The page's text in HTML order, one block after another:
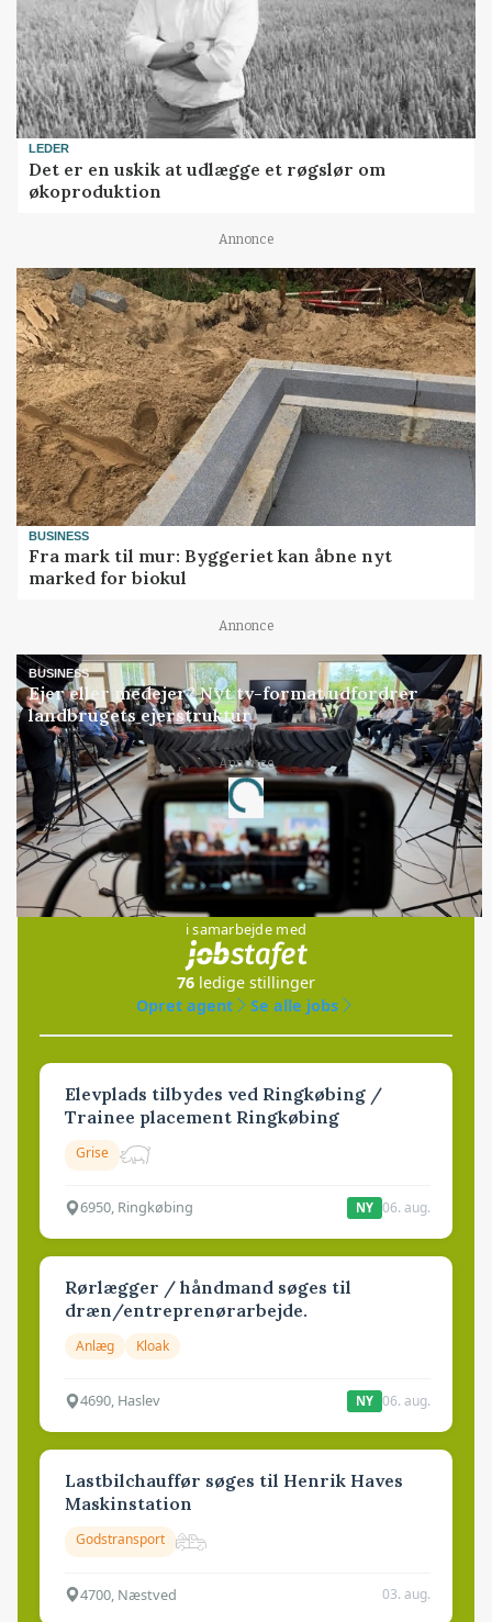
LEDER
Det er en uskik at udlægge et røgslør om
økoproduktion
Annonce
BUSINESS
Fra mark til mur: Byggeriet kan åbne nyt
marked for biokul
Annonce
BUSINESS
Ejer eller medejer? Nyt tv-format udfordrer
landbrugets ejerstruktur
Annonce
Loading...
Jobs
i samarbejde med
76 ledige stillinger
Opret agent
Se alle jobs
Elevplads tilbydes ved Ringkøbing /
Trainee placement Ringkøbing
Grise
6950, Ringkøbing NY 06. aug.
Rørlægger / håndmand søges til
dræn/entreprenørarbejde.
Anlæg Kloak
4690, Haslev NY 06. aug.
Lastbilchauffør søges til Henrik Haves
Maskinstation
Godstransport
4700, Næstved 03. aug.